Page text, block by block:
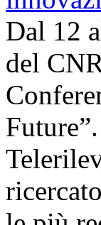
Dal 12
del